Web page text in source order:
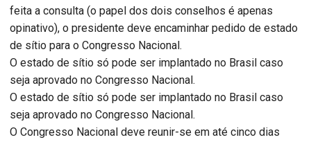
feita a consulta (o papel dos dois conselhos é apenas
opinativo), o presidente deve encaminhar pedido de estado
de sítio para o Congresso Nacional.
O estado de sítio só pode ser implantado no Brasil caso
seja aprovado no Congresso Nacional.
O estado de sítio só pode ser implantado no Brasil caso
seja aprovado no Congresso Nacional.
O Congresso Nacional deve reunir-se em até cinco dias